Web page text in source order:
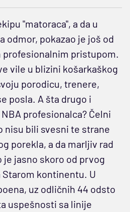
"matoraca", a da u
odmor, pokazao je još od
pristupom.
vile u blizini košarkaškog
porodicu, trenere,
posla. A šta drugo i
profesionalca? Čelni
nisu bili svesni te strane
porekla, a da marljiv rad
jasno skoro od prvog
Starom kontinentu. U
uz odličnih 44 odsto
uspešnosti sa linije